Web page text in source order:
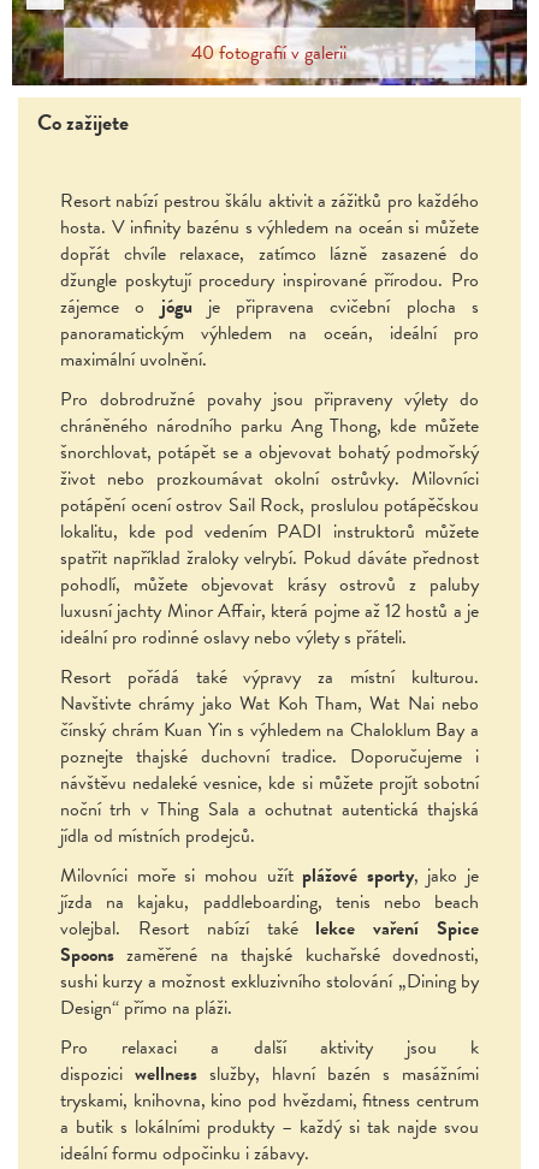
40 fotografií v galerii
Co zažijete
Resort nabízí pestrou škálu aktivit a zážitků pro každého
hosta. V infinity bazénu s výhledem na oceán si můžete
dopřát chvíle relaxace, zatímco lázně zasazené do
džungle poskytují procedury inspirované přírodou. Pro
zájemce o jógu je připravena cvičební plocha s
panoramatickým výhledem na oceán, ideální pro
maximální uvolnění.
Pro dobrodružné povahy jsou připraveny výlety do
chráněného národního parku Ang Thong, kde můžete
šnorchlovat, potápět se a objevovat bohatý podmořský
život nebo prozkoumávat okolní ostrůvky. Milovníci
potápění ocení ostrov Sail Rock, proslulou potápěčskou
lokalitu, kde pod vedením PADI instruktorů můžete
spatřit například žraloky velrybí. Pokud dáváte přednost
pohodlí, můžete objevovat krásy ostrovů z paluby
luxusní jachty Minor Affair, která pojme až 12 hostů a je
ideální pro rodinné oslavy nebo výlety s přáteli.
Resort pořádá také výpravy za místní kulturou.
Navštivte chrámy jako Wat Koh Tham, Wat Nai nebo
čínský chrám Kuan Yin s výhledem na Chaloklum Bay a
poznejte thajské duchovní tradice. Doporučujeme i
návštěvu nedaleké vesnice, kde si můžete projít sobotní
noční trh v Thing Sala a ochutnat autentická thajská
jídla od místních prodejců.
Milovníci moře si mohou užít plážové sporty, jako je
jízda na kajaku, paddleboarding, tenis nebo beach
volejbal. Resort nabízí také lekce vaření Spice
Spoons zaměřené na thajské kuchařské dovednosti,
sushi kurzy a možnost exkluzivního stolování „Dining by
Design“ přímo na pláži.
Pro relaxaci a další aktivity jsou k
dispozici wellness služby, hlavní bazén s masážními
tryskami, knihovna, kino pod hvězdami, fitness centrum
a butik s lokálními produkty – každý si tak najde svou
ideální formu odpočinku i zábavy.